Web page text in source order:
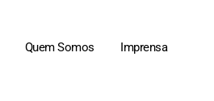
Quem Somos
Imprensa